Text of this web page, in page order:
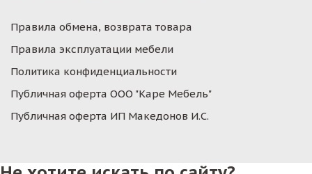
Правила обмена, возврата товара
Правила эксплуатации мебели
Политика конфиденциальности
Публичная оферта ООО "Каре Мебель"
Публичная оферта ИП Македонов И.С.